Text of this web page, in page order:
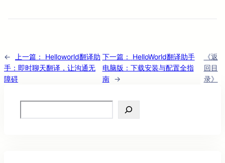
← 上一篇：
Helloworld翻译助
手：即时聊天翻译，让沟通无
障碍
下一篇：
HelloWorld翻译助手
电脑版：下载安装与配置全指
南
→
《返
回目
录》